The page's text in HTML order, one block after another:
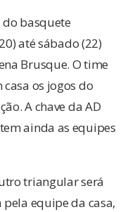
do basquete
até sábado (22)
Brusque. O time
os jogos do
A chave da AD
ainda as equipes
triangular será
equipe da casa,